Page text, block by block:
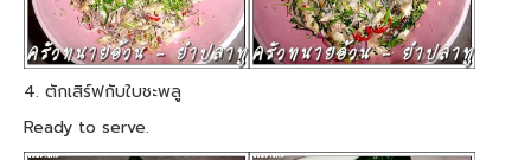
4. ตักเสิร์ฟกับใบชะพลู
Ready to serve.